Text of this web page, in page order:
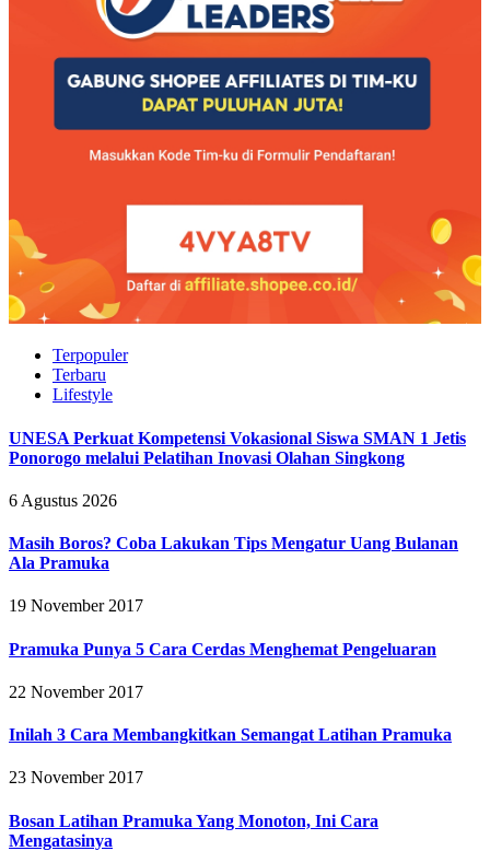
Terpopuler
Terbaru
Lifestyle
UNESA Perkuat Kompetensi Vokasional Siswa SMAN 1 Jetis
Ponorogo melalui Pelatihan Inovasi Olahan Singkong
6 Agustus 2026
Masih Boros? Coba Lakukan Tips Mengatur Uang Bulanan
Ala Pramuka
19 November 2017
Pramuka Punya 5 Cara Cerdas Menghemat Pengeluaran
22 November 2017
Inilah 3 Cara Membangkitkan Semangat Latihan Pramuka
23 November 2017
Bosan Latihan Pramuka Yang Monoton, Ini Cara
Mengatasinya